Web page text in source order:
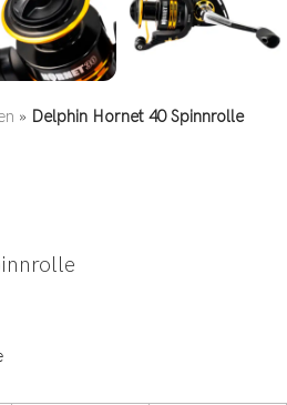
» Delphin Hornet 40 Spinnrolle